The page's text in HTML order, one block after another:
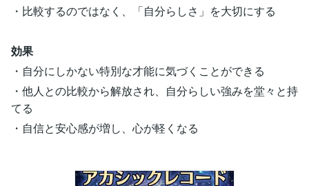
・比較するのではなく、「自分らしさ」を大切にする
効果
・自分にしかない特別な才能に気づくことができる
・他人との比較から解放され、自分らしい強みを堂々と持
てる
・自信と安心感が増し、心が軽くなる